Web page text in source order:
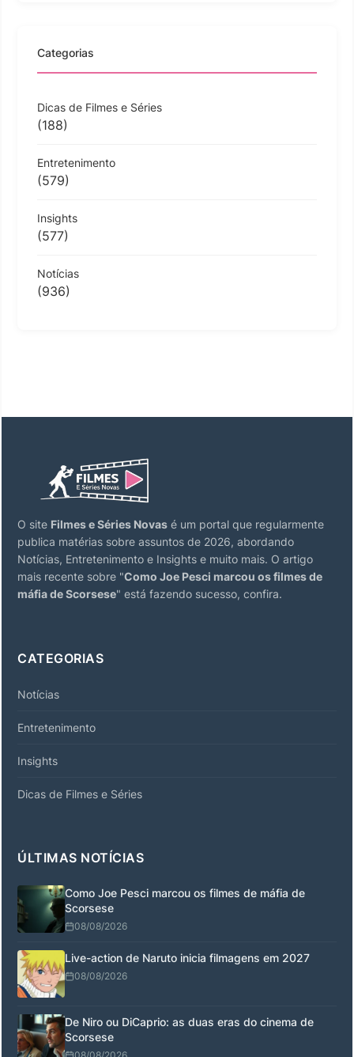
Categorias
Dicas de Filmes e Séries
(188)
Entretenimento
(579)
Insights
(577)
Notícias
(936)
O site Filmes e Séries Novas é um portal que regularmente
publica matérias sobre assuntos de 2026, abordando
Notícias, Entretenimento e Insights e muito mais. O artigo
mais recente sobre "Como Joe Pesci marcou os filmes de
máfia de Scorsese" está fazendo sucesso, confira.
CATEGORIAS
Notícias
Entretenimento
Insights
Dicas de Filmes e Séries
ÚLTIMAS NOTÍCIAS
Como Joe Pesci marcou os filmes de máfia de
Scorsese
08/08/2026
Live-action de Naruto inicia filmagens em 2027
08/08/2026
De Niro ou DiCaprio: as duas eras do cinema de
Scorsese